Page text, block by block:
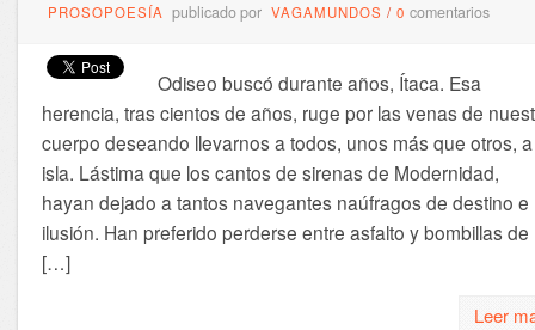
PROSOPOESÍA publicado por VAGAMUNDOS / 0 comentarios
Odiseo buscó durante años, Ítaca. Esa
herencia, tras cientos de años, ruge por las venas de
cuerpo deseando llevarnos a todos, unos más que otros,
isla. Lástima que los cantos de sirenas de Modernidad,
hayan dejado a tantos navegantes naúfragos de destino e
ilusión. Han preferido perderse entre asfalto y bombillas de
[…]
Leer